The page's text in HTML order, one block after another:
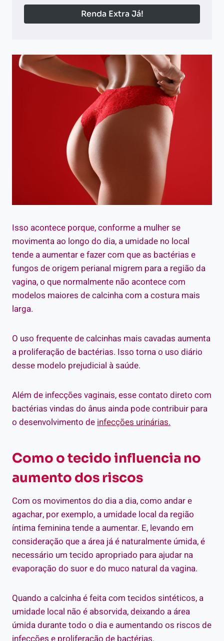
Renda Extra Já!
Isso acontece porque, conforme a mulher se
movimenta ao longo do dia, a umidade no local
tende a aumentar e fazer com que as bactérias e
fungos de origem perianal migrem para a região da
vagina, o que normalmente não acontece com
modelos maiores de calcinha com a costura mais
larga.
O uso frequente de calcinhas mais cavadas aumenta
a proliferação de bactérias. Isso torna o uso diário
desse modelo prejudicial à saúde.
Além de infecções vaginais, esse contato direto com
bactérias vindas do ânus ainda pode contribuir para
o desenvolvimento de infecções urinárias.
Como o tecido influencia no
aumento dos riscos
Com os movimentos do dia a dia, como andar e
agachar, por exemplo, a umidade local da região
íntima feminina tende a aumentar. E, levando em
consideração que a área já é naturalmente úmida, é
necessário um tecido apropriado para ajudar na
evaporação do suor e do muco natural da vagina.
Quando a calcinha é feita com tecidos sintéticos, a
umidade local não é absorvida, deixando a área
úmida durante todo o dia e aumentando os riscos de